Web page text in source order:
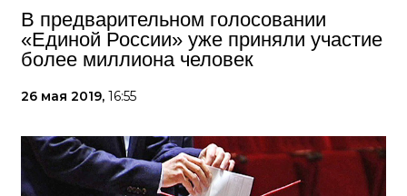
В предварительном голосовании
«Единой России» уже приняли участие
более миллиона человек
26 мая 2019, 16:55